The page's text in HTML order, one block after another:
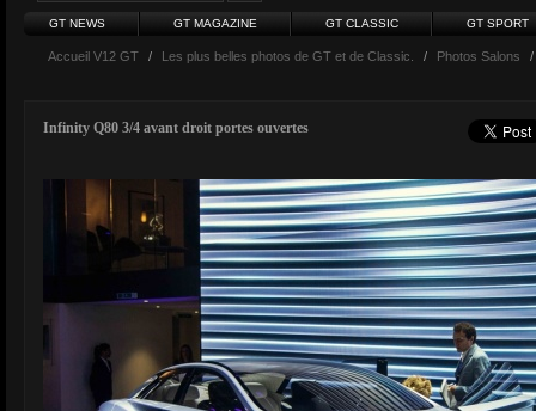
GT NEWS GT MAGAZINE GT CLASSIC GT SPORT
Accueil V12 GT / Les plus belles photos de GT et de Classic. / Photos Salons /
Infinity Q80 3/4 avant droit portes ouvertes